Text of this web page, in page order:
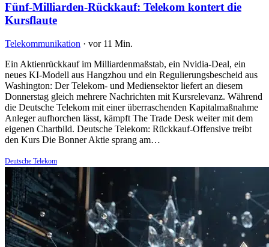
Fünf-Milliarden-Rückkauf: Telekom kontert die
Kursflaute
Telekommunikation · vor 11 Min.
Ein Aktienrückkauf im Milliardenmaßstab, ein Nvidia-Deal, ein
neues KI-Modell aus Hangzhou und ein Regulierungsbescheid aus
Washington: Der Telekom- und Mediensektor liefert an diesem
Donnerstag gleich mehrere Nachrichten mit Kursrelevanz. Während
die Deutsche Telekom mit einer überraschenden Kapitalmaßnahme
Anleger aufhorchen lässt, kämpft The Trade Desk weiter mit dem
eigenen Chartbild. Deutsche Telekom: Rückkauf-Offensive treibt
den Kurs Die Bonner Aktie sprang am…
Deutsche Telekom